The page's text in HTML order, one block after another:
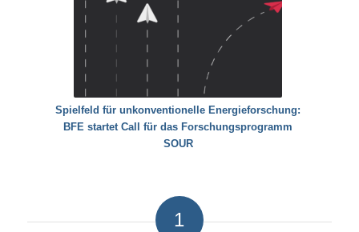
Spielfeld für unkonventionelle Energieforschung:
BFE startet Call für das Forschungsprogramm
SOUR
1